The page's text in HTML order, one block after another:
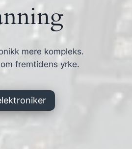
mere kompleks.
fremtidens yrke.